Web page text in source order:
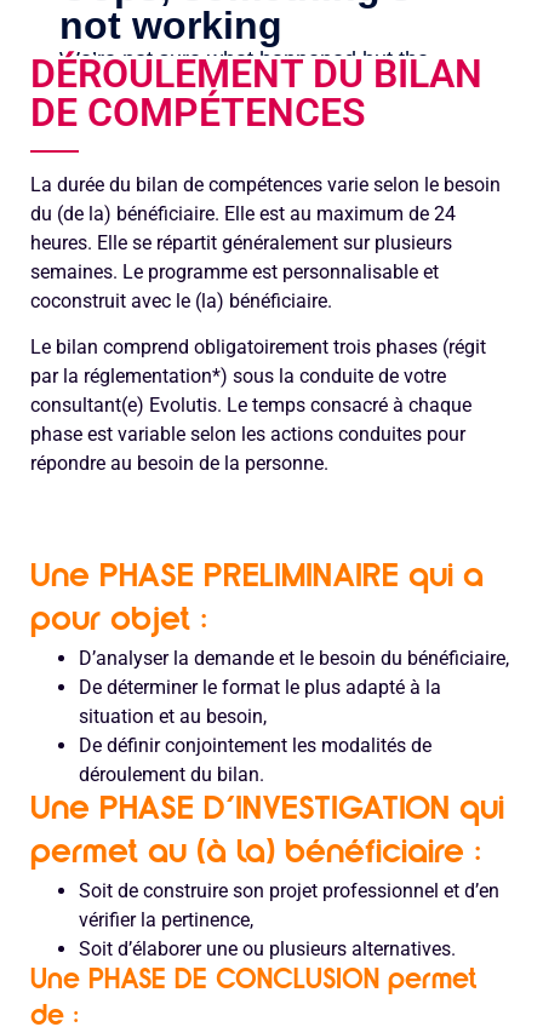
DÉROULEMENT DU BILAN
DE COMPÉTENCES
La durée du bilan de compétences varie selon le besoin
du (de la) bénéficiaire. Elle est au maximum de 24
heures. Elle se répartit généralement sur plusieurs
semaines. Le programme est personnalisable et
coconstruit avec le (la) bénéficiaire.
Le bilan comprend obligatoirement trois phases (régit
par la réglementation*) sous la conduite de votre
consultant(e) Evolutis. Le temps consacré à chaque
phase est variable selon les actions conduites pour
répondre au besoin de la personne.
Une PHASE PRELIMINAIRE qui a
pour objet :
D’analyser la demande et le besoin du bénéficiaire,
De déterminer le format le plus adapté à la
situation et au besoin,
De définir conjointement les modalités de
déroulement du bilan.
Une PHASE D’INVESTIGATION qui
permet au (à la) bénéficiaire :
Soit de construire son projet professionnel et d’en
vérifier la pertinence,
Soit d’élaborer une ou plusieurs alternatives.
Une PHASE DE CONCLUSION permet
de :